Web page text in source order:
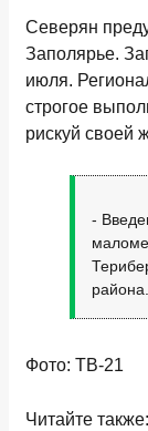
Северян
Заполярье.
июля.
строгое
рискуй своей
-
района.
Фото: ТВ-21
Читайте также: